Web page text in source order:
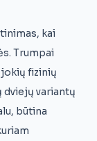
kai
Trumpai
fizinių
dviejų variantų
būtina